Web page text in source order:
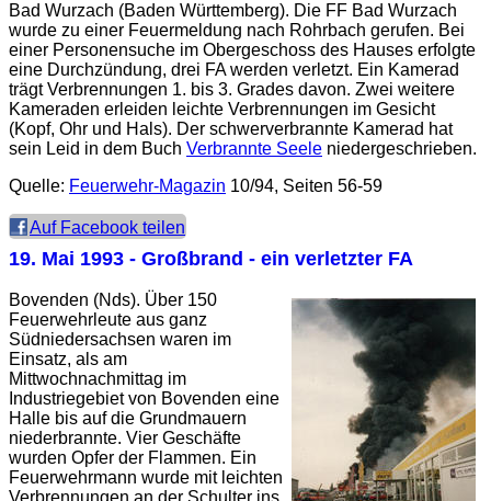
Bad Wurzach (Baden Württemberg). Die FF Bad Wurzach
wurde zu einer Feuermeldung nach Rohrbach gerufen. Bei
einer Personensuche im Obergeschoss des Hauses erfolgte
eine Durchzündung, drei FA werden verletzt. Ein Kamerad
trägt Verbrennungen 1. bis 3. Grades davon. Zwei weitere
Kameraden erleiden leichte Verbrennungen im Gesicht
(Kopf, Ohr und Hals). Der schwerverbrannte Kamerad hat
sein Leid in dem Buch Verbrannte Seele niedergeschrieben.
Quelle: Feuerwehr-Magazin 10/94, Seiten 56-59
Auf Facebook teilen
19. Mai 1993 - Großbrand - ein verletzter FA
Bovenden (Nds). Über 150
Feuerwehrleute aus ganz
Südniedersachsen waren im
Einsatz, als am
Mittwochnachmittag im
Industriegebiet von Bovenden eine
Halle bis auf die Grundmauern
niederbrannte. Vier Geschäfte
wurden Opfer der Flammen. Ein
Feuerwehrmann wurde mit leichten